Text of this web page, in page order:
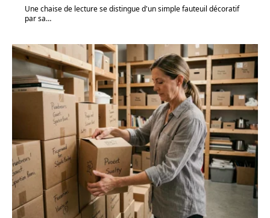
Une chaise de lecture se distingue d'un simple fauteuil décoratif
par sa…